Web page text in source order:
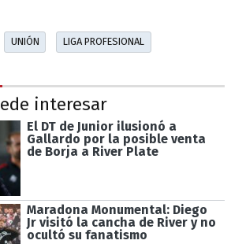
UNIÓN LIGA PROFESIONAL
interesar
El DT de Junior ilusionó a
Gallardo por la posible venta
de Borja a River Plate
Maradona Monumental: Diego
Jr visitó la cancha de River y no
ocultó su fanatismo